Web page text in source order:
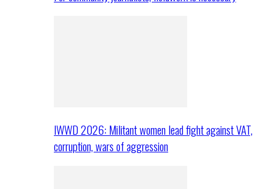
IWWD 2026: Militant women lead fight against VAT,
corruption, wars of aggression